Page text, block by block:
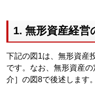
1. 無形資産経営
下記の図1は、無形資産
です。なお、無形資産
介］の図8で後述します。